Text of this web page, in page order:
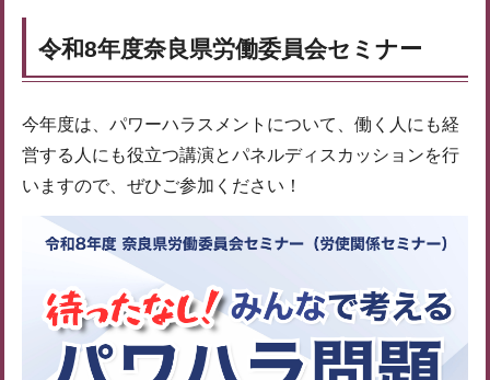
令和8年度奈良県労働委員会セミナー
今年度は、パワーハラスメントについて、働く人にも経
営する人にも役立つ講演とパネルディスカッションを行
いますので、ぜひご参加ください！